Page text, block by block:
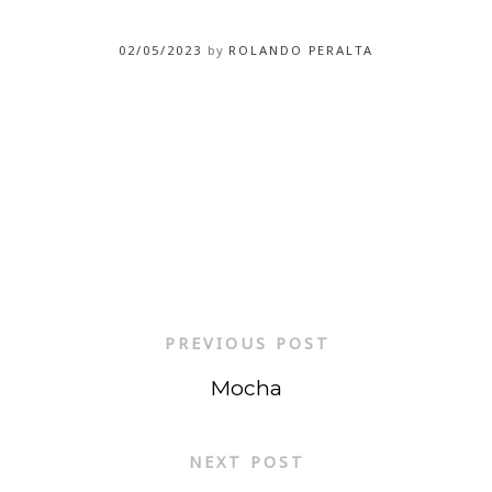
02/05/2023 by ROLANDO PERALTA
PREVIOUS POST
Mocha
NEXT POST